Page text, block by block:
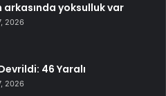
arkasında yoksulluk var
2026
46 Yaralı
2026